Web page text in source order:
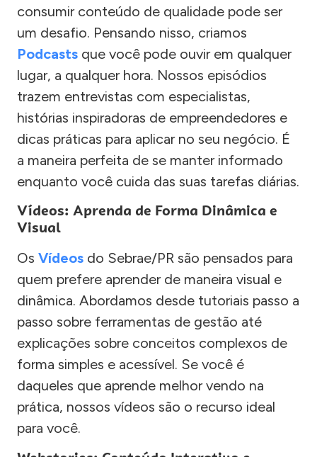
consumir conteúdo de qualidade pode ser
um desafio. Pensando nisso, criamos
Podcasts que você pode ouvir em qualquer
lugar, a qualquer hora. Nossos episódios
trazem entrevistas com especialistas,
histórias inspiradoras de empreendedores e
dicas práticas para aplicar no seu negócio. É
a maneira perfeita de se manter informado
enquanto você cuida das suas tarefas diárias.
Vídeos: Aprenda de Forma Dinâmica e
Visual
Os Vídeos do Sebrae/PR são pensados para
quem prefere aprender de maneira visual e
dinâmica. Abordamos desde tutoriais passo a
passo sobre ferramentas de gestão até
explicações sobre conceitos complexos de
forma simples e acessível. Se você é
daqueles que aprende melhor vendo na
prática, nossos vídeos são o recurso ideal
para você.